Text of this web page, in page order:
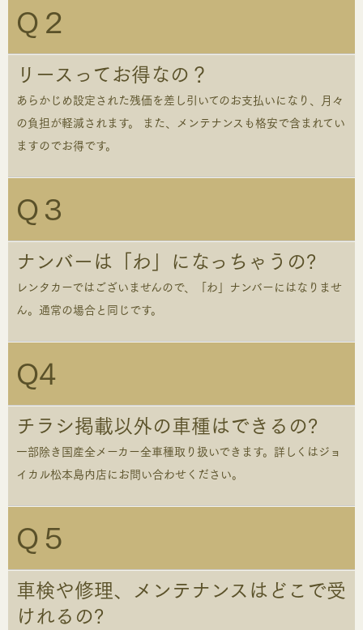
Q２
リースってお得なの？
あらかじめ設定された残価を差し引いてのお支払いになり、月々
の負担が軽減されます。 また、メンテナンスも格安で含まれてい
ますのでお得です。
Q３
ナンバーは「わ」になっちゃうの?
レンタカーではございませんので、「わ」ナンバーにはなりませ
ん。通常の場合と同じです。
Q4
チラシ掲載以外の車種はできるの?
一部除き国産全メーカー全車種取り扱いできます。詳しくはジョ
イカル松本島内店にお問い合わせください。
Q５
車検や修理、メンテナンスはどこで受
けれるの?